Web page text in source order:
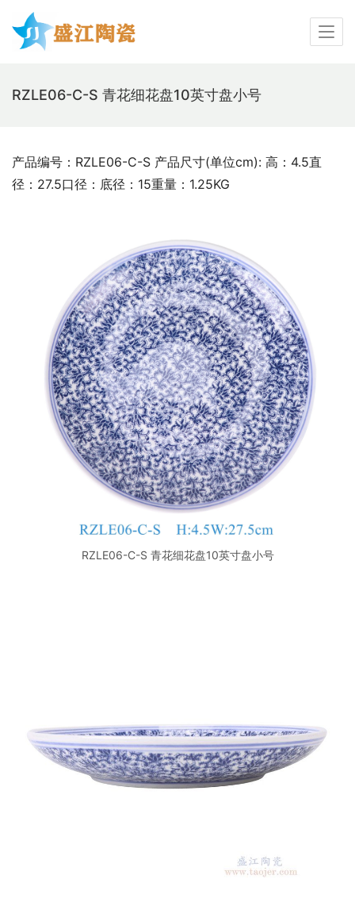
RZLE06-C-S 青花细花盘10英寸盘小号
产品编号：RZLE06-C-S 产品尺寸(单位cm): 高：4.5直
径：27.5口径：底径：15重量：1.25KG
RZLE06-C-S 青花细花盘10英寸盘小号